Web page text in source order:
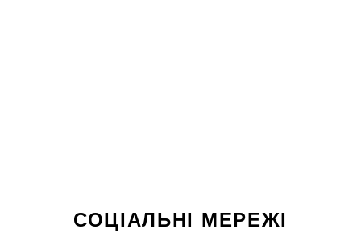
СОЦІАЛЬНІ МЕРЕЖІ